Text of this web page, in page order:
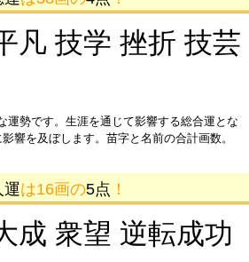
凡 技学 挫折 技芸
運勢です。生涯を通じて影響する総合運とな
響を及ぼします。苗字と名前の合計画数。
運は16画の5点 ！
成 衆望 逆転成功